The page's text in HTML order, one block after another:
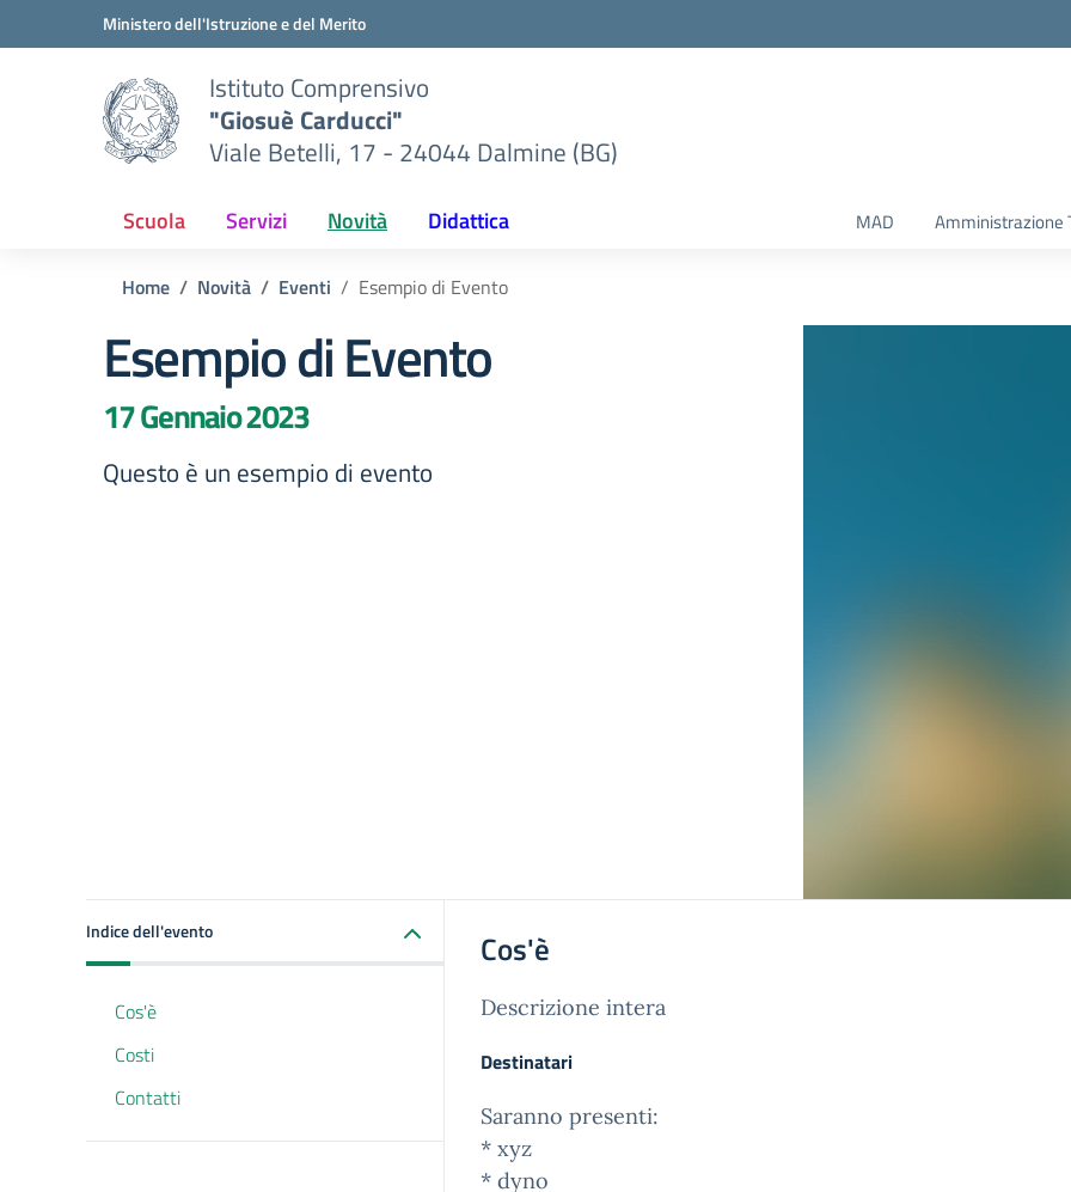
Vai ai contenuti
Vai al menu di navigazioneMinistero dell'Istruzione e del Merito
Istituto Comprensivo
"Giosuè Carducci"
Viale Betelli, 17 - 24044 Dalmine (BG)
Scuola Servizi Novità Didattica MAD Amministrazione
Home Novità Eventi Esempio di Evento
Esempio di Evento
17 Gennaio 2023
Questo è un esempio di evento
Indice dell'evento
Cos'è
Costi
Contatti
Cos'è
Descrizione intera
Destinatari
Saranno presenti:
* xyz
* dyno